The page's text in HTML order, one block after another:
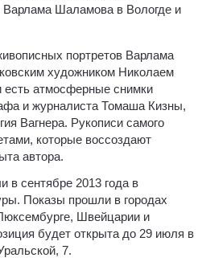
Варлама Шаламова в Вологде и
портретов Варлама
художником Николаем
атмосферные снимки
и журналиста Томаша Кизны,
Вагнера. Рукописи самого
которые воссоздают
автора.
в сентябре 2013 года в
Показы прошли в городах
Швейцарии и
будет открыта до 29 июля в
7.